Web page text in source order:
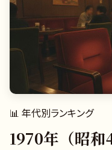
📊 年代別ランキング
1970年（昭